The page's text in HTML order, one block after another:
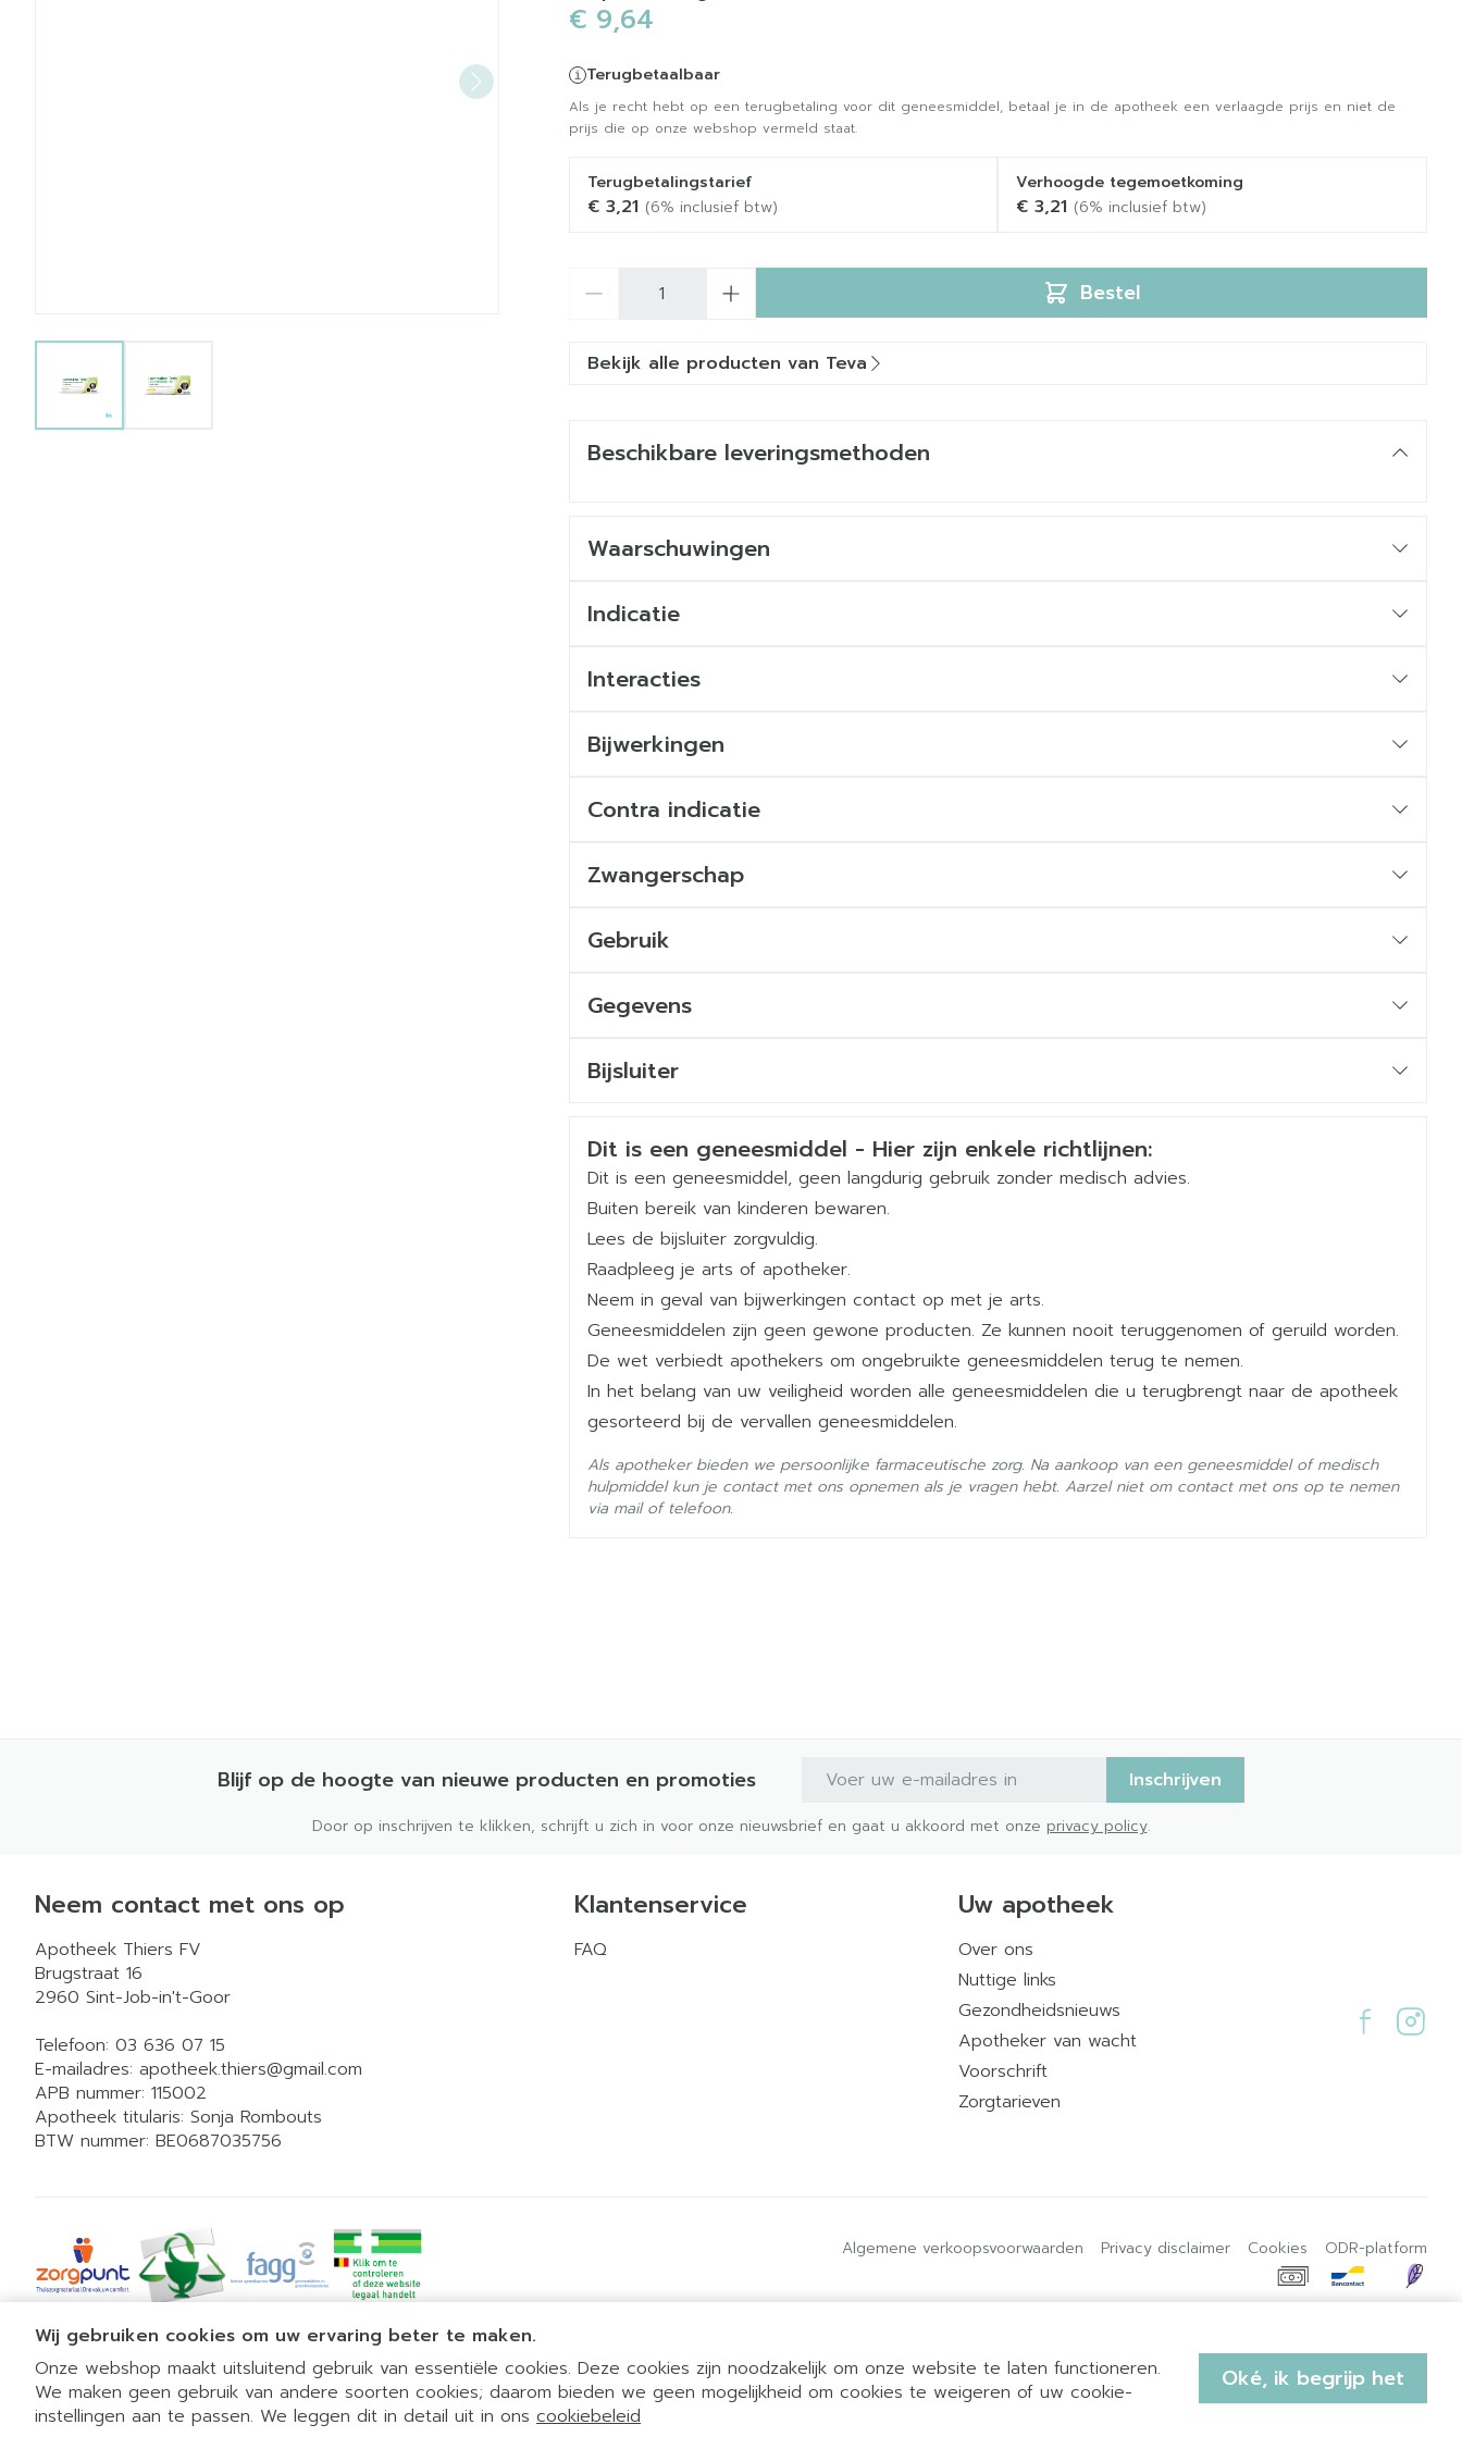
Wij gebruiken cookies om uw ervaring beter te maken.
Onze webshop maakt uitsluitend gebruik van essentiële cookies. Deze cookies zijn noodzakelijk om onze website te laten functioneren.
We maken geen gebruik van andere soorten cookies; daarom bieden we geen mogelijkheid om cookies te weigeren of uw cookie-
instellingen aan te passen. We leggen dit in detail uit in ons cookiebeleid
Oké, ik begrijp het
€ 9,64
Terugbetaalbaar
Als je recht hebt op een terugbetaling voor dit geneesmiddel, betaal je in de apotheek een verlaagde prijs en niet de
prijs die op onze webshop vermeld staat.
Terugbetalingstarief
€ 3,21 (6% inclusief btw)
Verhoogde tegemoetkoming
€ 3,21 (6% inclusief btw)
Bestel
Bekijk alle producten van Teva
Beschikbare leveringsmethoden
Waarschuwingen
Indicatie
Interacties
Bijwerkingen
Contra indicatie
Zwangerschap
Gebruik
Gegevens
Merken Teva
Breedte 43 mm
Lengte 92 mm
Diepte 32 mm
Hoeveelheid
Verpakking
50
Actieve
Ingrediënten
loratadine
Bijsluiter
Veiligheidsinformatie
Dit is een geneesmiddel - Hier zijn enkele richtlijnen:
Dit is een geneesmiddel, geen langdurig gebruik zonder medisch advies.
Buiten bereik van kinderen bewaren.
Lees de bijsluiter zorgvuldig.
Raadpleeg je arts of apotheker.
Neem in geval van bijwerkingen contact op met je arts.
Geneesmiddelen zijn geen gewone producten. Ze kunnen nooit teruggenomen of geruild worden.
De wet verbiedt apothekers om ongebruikte geneesmiddelen terug te nemen.
In het belang van uw veiligheid worden alle geneesmiddelen die u terugbrengt naar de apotheek
gesorteerd bij de vervallen geneesmiddelen.
Als apotheker bieden we persoonlijke farmaceutische zorg. Na aankoop van een geneesmiddel of medisch
hulpmiddel kun je contact met ons opnemen als je vragen hebt. Aarzel niet om contact met ons op te nemen
via mail of telefoon.
Blijf op de hoogte van nieuwe producten en promoties E-mail adres Inschrijven
Door op inschrijven te klikken, schrijft u zich in voor onze nieuwsbrief en gaat u akkoord met onze privacy policy.
Neem contact met ons op
Apotheek Thiers FV
Brugstraat 16
2960 Sint-Job-in't-Goor
Telefoon: 03 636 07 15
E-mailadres: apotheek.thiers@gmail.com
APB nummer: 115002
Apotheek titularis: Sonja Rombouts
BTW nummer: BE0687035756
Klantenservice
FAQ
Uw apotheek
Over ons
Nuttige links
Gezondheidsnieuws
Apotheker van wacht
Voorschrift
Zorgtarieven
Algemene verkoopsvoorwaarden Privacy disclaimer Cookies ODR-platform